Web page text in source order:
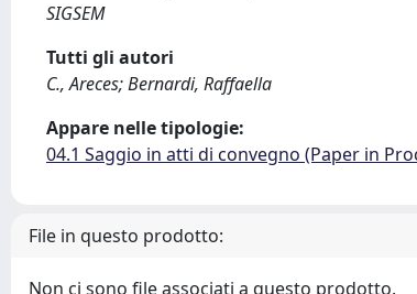
SIGSEM
Tutti gli autori
C., Areces; Bernardi, Raffaella
Appare nelle tipologie:
04.1 Saggio in atti di convegno (Paper in
File in questo prodotto:
Non ci sono file associati a questo prodotto.